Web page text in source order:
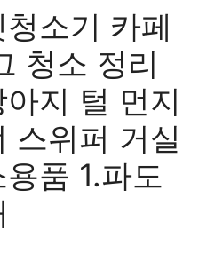
소기 카페
청소 정리
지 털 먼지
스위퍼 거실
품 1.파도